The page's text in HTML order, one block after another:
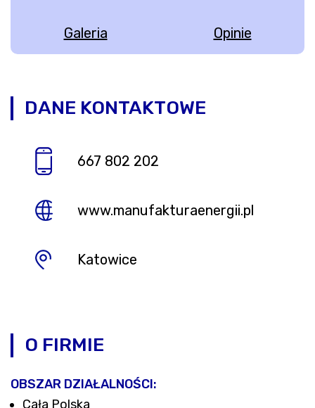
Galeria Opinie
DANE KONTAKTOWE
667 802 202
www.manufakturaenergii.pl
Katowice
O FIRMIE
OBSZAR DZIAŁALNOŚCI:
Cała Polska